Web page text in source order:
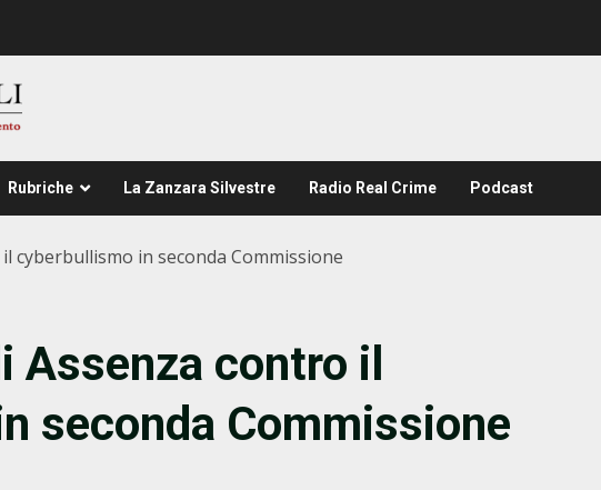
Rubriche La Zanzara Silvestre Radio Real Crime Podcast
cyberbullismo in seconda Commissione
Assenza contro il
seconda Commissione